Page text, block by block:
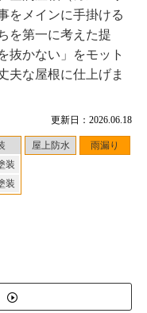
更新日：2026.06.18
装
装
屋上防水 雨漏り
をメインに手掛ける
を第一に考えた提
抜かない」をモット
夫な屋根に仕上げま